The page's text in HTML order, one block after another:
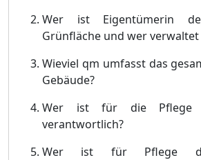
Wer ist Eigentümerin
Grünfläche und wer verwaltet
Wieviel qm umfasst das
Gebäude?
Wer ist für die Pflege
verantwortlich?
Wer ist für Pflege